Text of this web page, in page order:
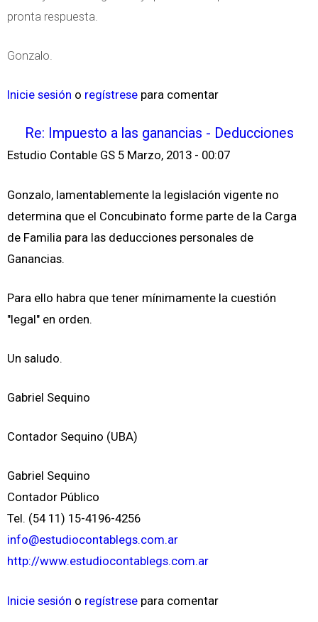
pronta respuesta.
Gonzalo.
Inicie sesión o regístrese para comentar
Re: Impuesto a las ganancias - Deducciones
Estudio Contable GS 5 Marzo, 2013 - 00:07
Gonzalo, lamentablemente la legislación vigente no
determina que el Concubinato forme parte de la Carga
de Familia para las deducciones personales de
Ganancias.
Para ello habra que tener mínimamente la cuestión
"legal" en orden.
Un saludo.
Gabriel Sequino
Contador Sequino (UBA)
Gabriel Sequino
Contador Público
Tel. (54 11) 15-4196-4256
info@estudiocontablegs.com.ar
http://www.estudiocontablegs.com.ar
Inicie sesión o regístrese para comentar